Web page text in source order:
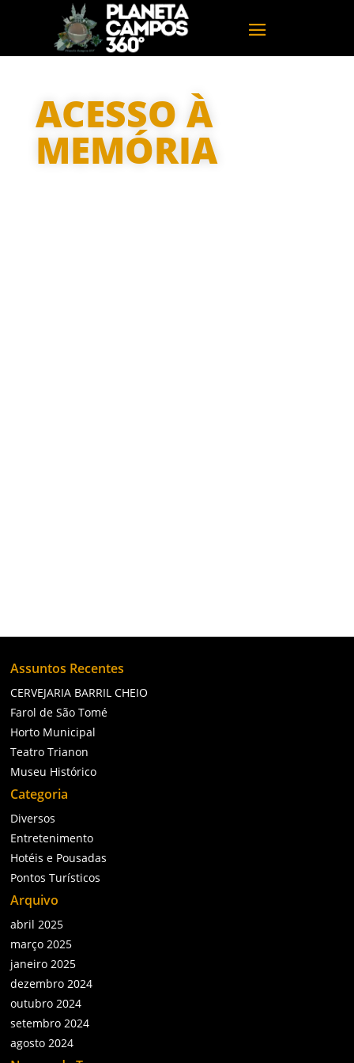
ACESSO À
MEMÓRIA
Assuntos Recentes
CERVEJARIA BARRIL CHEIO
Farol de São Tomé
Horto Municipal
Teatro Trianon
Museu Histórico
Categoria
Diversos
Entretenimento
Hotéis e Pousadas
Pontos Turísticos
Arquivo
abril 2025
março 2025
janeiro 2025
dezembro 2024
outubro 2024
setembro 2024
agosto 2024